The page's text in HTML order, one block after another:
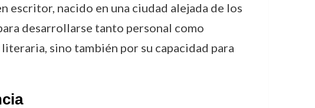
escritor, nacido en una ciudad alejada de los
desarrollarse tanto personal como
sino también por su capacidad para